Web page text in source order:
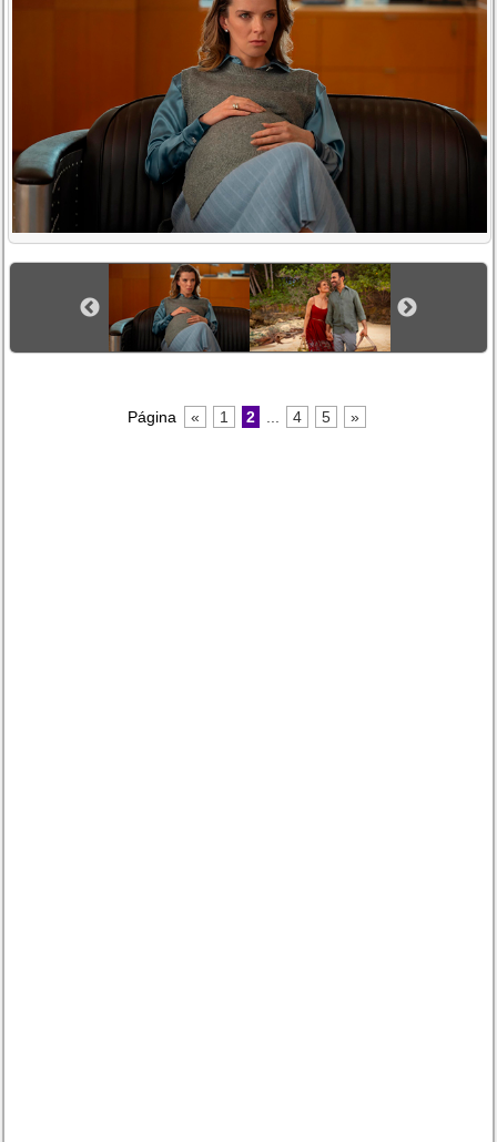
Página « 1 2 4 5 »